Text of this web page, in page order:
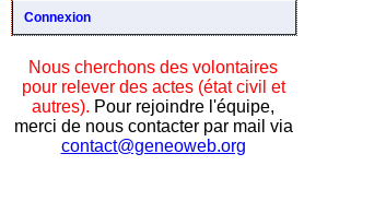
Connexion
Nous cherchons des volontaires
pour relever des actes (état civil et
autres). Pour rejoindre l'équipe,
merci de nous contacter par mail via
contact@geneoweb.org